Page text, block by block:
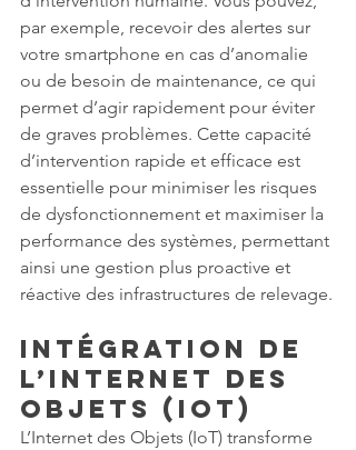
par exemple, recevoir des alertes sur
votre smartphone en cas d’anomalie
ou de besoin de maintenance, ce qui
permet d’agir rapidement pour éviter
de graves problèmes. Cette capacité
d’intervention rapide et efficace est
essentielle pour minimiser les risques
de dysfonctionnement et maximiser la
performance des systèmes, permettant
ainsi une gestion plus proactive et
réactive des infrastructures de relevage.
Intégration de
l’Internet des
Objets (IoT)
L’Internet des Objets (IoT) transforme